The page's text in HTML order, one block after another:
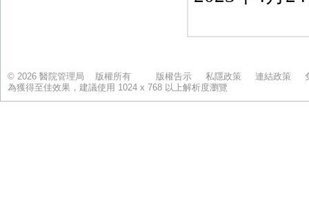
© 2026 醫院管理局 版權所有 版權告示 私隱政策 連結政策
為獲得至佳效果，建議使用 1024 x 768 以上解析度瀏覽